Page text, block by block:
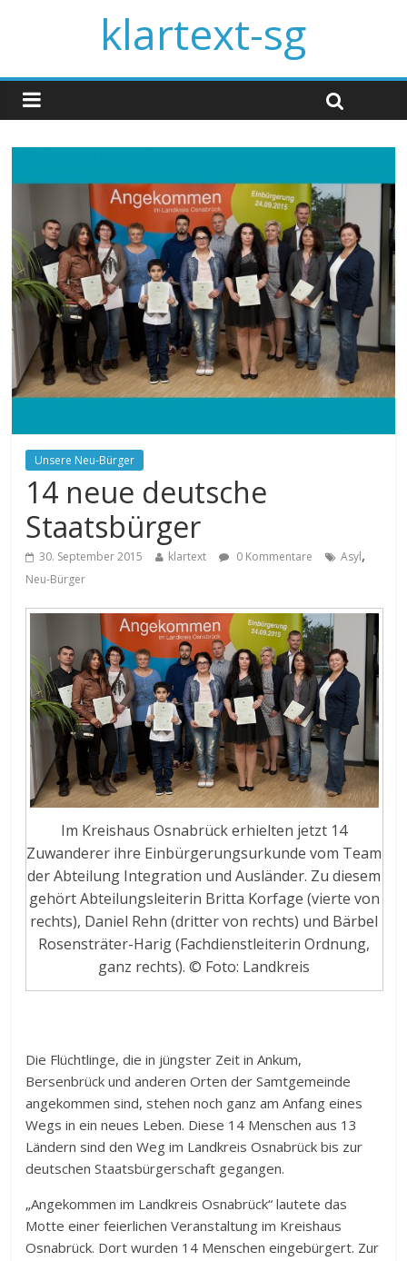
klartext-sg
Unsere Neu-Bürger
14 neue deutsche
Staatsbürger
30. September 2015 klartext 0 Kommentare Asyl,
Neu-Bürger
Im Kreishaus Osnabrück erhielten jetzt 14
Zuwanderer ihre Einbürgerungsurkunde vom Team
der Abteilung Integration und Ausländer. Zu diesem
gehört Abteilungsleiterin Britta Korfage (vierte von
rechts), Daniel Rehn (dritter von rechts) und Bärbel
Rosensträter-Harig (Fachdienstleiterin Ordnung,
ganz rechts). © Foto: Landkreis
Die Flüchtlinge, die in jüngster Zeit in Ankum,
Bersenbrück und anderen Orten der Samtgemeinde
angekommen sind, stehen noch ganz am Anfang eines
Wegs in ein neues Leben. Diese 14 Menschen aus 13
Ländern sind den Weg im Landkreis Osnabrück bis zur
deutschen Staatsbürgerschaft gegangen.
„Angekommen im Landkreis Osnabrück“ lautete das
Motte einer feierlichen Veranstaltung im Kreishaus
Osnabrück. Dort wurden 14 Menschen eingebürgert. Zur